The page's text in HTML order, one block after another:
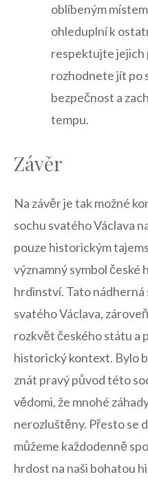
⁣oblíbeným
ohleduplní k
respektujte ⁢jejich
rozhodnete jít po‌
bezpečnost a
tempu.
Závěr
Na závěr je tak⁤ možné
sochu svatého Václava
‍pouze historickým‍
významný symbol české‌
hrdinství. ​Tato
svatého Václava,
rozkvět českého státu a
historický kontext. ‍Bylo
znát pravý původ této
vědomi, že mnohé
nerozluštěny. Přesto se
můžeme ‍každodenně
hrdost na ⁣naši​ bohatou